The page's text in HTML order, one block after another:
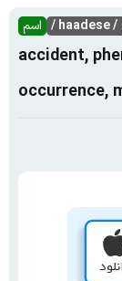
اسم / haadese /
accident,
occurrence,